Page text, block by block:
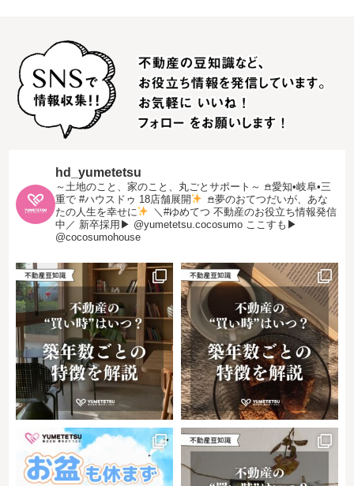
hd_yumetetsu
～土地のこと、家のこと、丸ごとサポート～ 𖠿愛知•岐阜•三
重で #ハウスドゥ 18店舗展開
𖠿夢のおてつだいが、あな
たの人生を幸せに
＼#ゆめてつ 不動産のお役立ち情報発信
中／ 新卒採用▶︎ @yumetetsu.cocosumo ここすも▶︎
@cocosumohouse